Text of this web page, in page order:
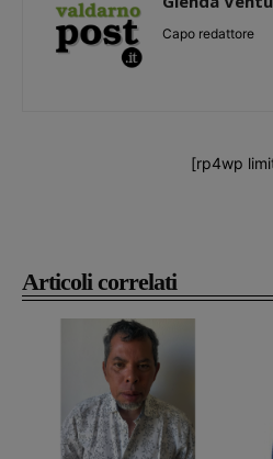
Articoli correlati
Capo redattore
[rp4wp